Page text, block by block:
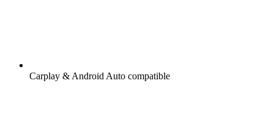
Carplay & Android Auto compatible